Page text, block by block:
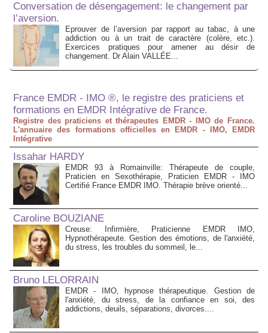
Conversation de désengagement: le changement par
l’aversion.
Eprouver de l’aversion par rapport au tabac, à une
addiction ou à un trait de caractère (colère, etc.).
Exercices pratiques pour amener au désir de
changement. Dr Alain VALLÉE...
France EMDR - IMO ®, le registre des praticiens et
formations en EMDR Intégrative de France.
Registre des praticiens et thérapeutes EMDR - IMO de France.
L'annuaire des formations officielles en EMDR - IMO, EMDR
Intégrative
Issahar HARDY
EMDR 93 à Romainville: Thérapeute de couple,
Praticien en Sexothérapie, Praticien EMDR - IMO
Certifié France EMDR IMO. Thérapie brève orienté...
Caroline BOUZIANE
Creuse: Infirmière, Praticienne EMDR IMO,
Hypnothérapeute. Gestion des émotions, de l'anxiété,
du stress, les troubles du sommeil, le...
Bruno LELORRAIN
EMDR - IMO, hypnose thérapeutique. Gestion de
l'anxiété, du stress, de la confiance en soi, des
addictions, deuils, séparations, divorces....